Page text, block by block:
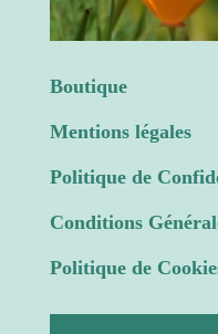
Boutique
Mentions légales
Politique de
Conditions
Politique de